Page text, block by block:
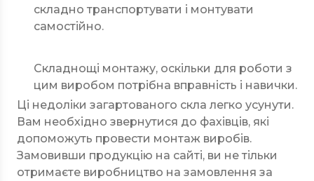
складно транспортувати і монтувати
самостійно.
Складнощі монтажу, оскільки для роботи з
цим виробом потрібна вправність і навички.
Ці недоліки загартованого скла легко усунути.
Вам необхідно звернутися до фахівців, які
допоможуть провести монтаж виробів.
Замовивши продукцію на сайті, ви не тільки
отримаєте виробництво на замовлення за